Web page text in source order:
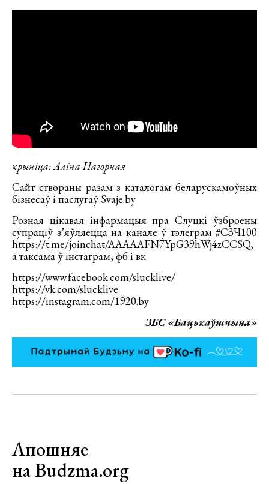
крыніца: Аліна Нагорная
Сайт створаны разам з каталогам беларускамоўных
бізнесаў і паслугаў Svaje.by
Розная цікавая інфармацыя пра Слуцкі ўзброены
супраціў з’яўляецца на канале ў тэлеграм #СЗЧ100
https://t.me/joinchat/AAAAAFN7YpG39hWj4zCCSQ,
а таксама ў інстаграм, фб і вк
https://www.facebook.com/slucklive/
https://vk.com/slucklive
https://instagram.com/1920.by
ЗБС «Бацькаўшчына»
Апошняе
на Budzma.org